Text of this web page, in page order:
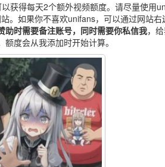
获得每天2个额外视频额度。请尽量使用
。如果你不喜欢unifans，可以通过网站右
助时需要备注账号，同时需要你私信我，
度会从我添加时开始计算。